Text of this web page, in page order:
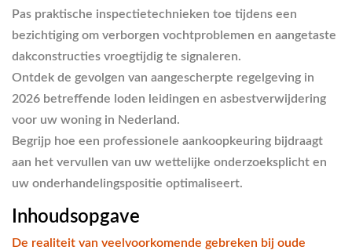
Pas praktische inspectietechnieken toe tijdens een
bezichtiging om verborgen vochtproblemen en aangetaste
dakconstructies vroegtijdig te signaleren.
Ontdek de gevolgen van aangescherpte regelgeving in
2026 betreffende loden leidingen en asbestverwijdering
voor uw woning in Nederland.
Begrijp hoe een professionele aankoopkeuring bijdraagt
aan het vervullen van uw wettelijke onderzoeksplicht en
uw onderhandelingspositie optimaliseert.
Inhoudsopgave
De realiteit van veelvoorkomende gebreken bij oude